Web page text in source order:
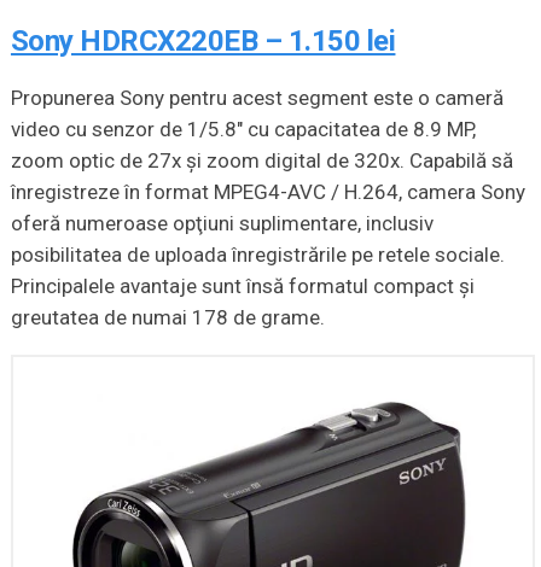
Sony HDRCX220EB – 1.150 lei
Propunerea Sony pentru acest segment este o cameră
video cu senzor de 1/5.8″ cu capacitatea de 8.9 MP,
zoom optic de 27x şi zoom digital de 320x. Capabilă să
înregistreze în format MPEG4-AVC / H.264, camera Sony
oferă numeroase opţiuni suplimentare, inclusiv
posibilitatea de uploada înregistrările pe retele sociale.
Principalele avantaje sunt însă formatul compact şi
greutatea de numai 178 de grame.